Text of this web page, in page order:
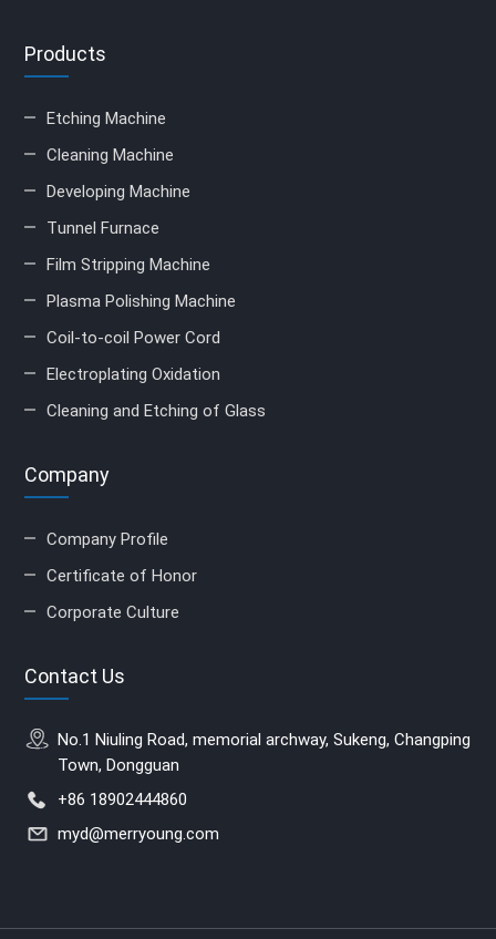
Products
Etching Machine
Cleaning Machine
Developing Machine
Tunnel Furnace
Film Stripping Machine
Plasma Polishing Machine
Coil-to-coil Power Cord
Electroplating Oxidation
Cleaning and Etching of Glass
Company
Company Profile
Certificate of Honor
Corporate Culture
Contact Us
No.1 Niuling Road, memorial archway, Sukeng, Changping
Town, Dongguan
+86 18902444860
myd@merryoung.com